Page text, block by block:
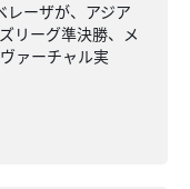
レーザが、アジア
リーグ準決勝、メ
ァーチャル実